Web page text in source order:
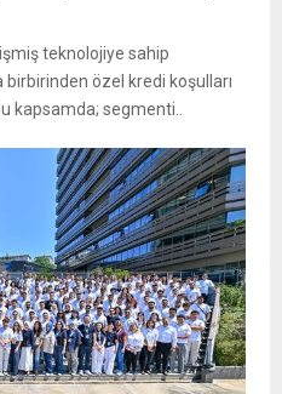
teknolojiye sahip
özel kredi koşulları
kapsamda; segmenti..